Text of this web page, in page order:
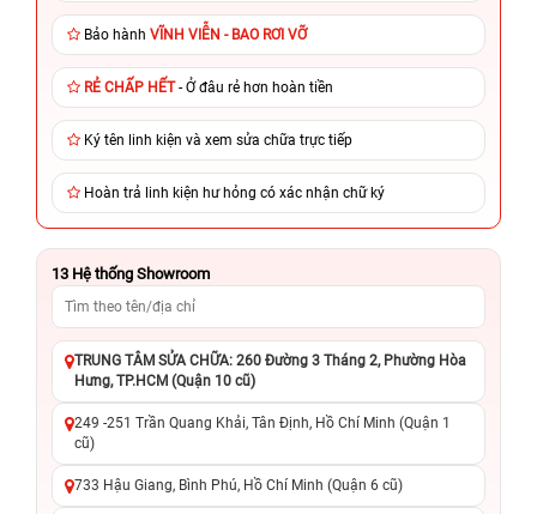
Bảo hành VĨNH VIỄN - BAO RƠI VỠ
RẺ CHẤP HẾT- Ở đâu rẻ hơn hoàn tiền
Ký tên linh kiện và xem sửa chữa trực tiếp
Hoàn trả linh kiện hư hỏng có xác nhận chữ ký
13 Hệ thống Showroom
TRUNG TÂM SỬA CHỮA: 260 Đường 3 Tháng 2, Phường Hòa
Hưng, TP.HCM (Quận 10 cũ)
249 -251 Trần Quang Khải, Tân Định, Hồ Chí Minh (Quận 1
cũ)
733 Hậu Giang, Bình Phú, Hồ Chí Minh (Quận 6 cũ)